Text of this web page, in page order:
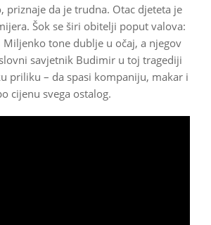
priznaje da je trudna. Otac djeteta je
Šok se širi obitelji poput valova:
Miljenko tone dublje u očaj, a njegov
savjetnik Budimir u toj tragediji
priliku – da spasi kompaniju, makar i
cijenu svega ostalog.